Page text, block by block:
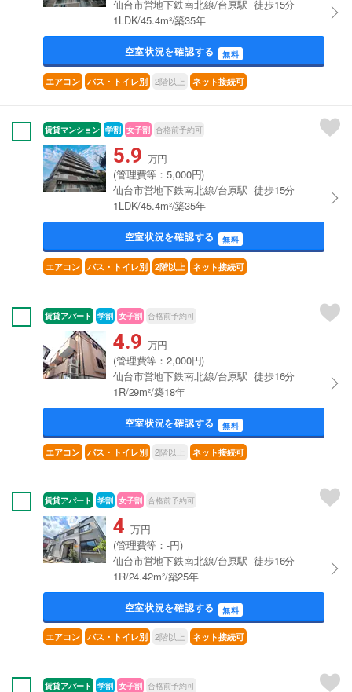
仙台市営地下鉄南北線/台原駅 徒歩15分
1LDK/45.4m²/築35年
空室状況を確認する 無料
エアコン バス・トイレ別 2階以上 ネット接続可
賃貸マンション 学割 女子割 合格前予約可
5.9 万円
(管理費等：5,000円)
仙台市営地下鉄南北線/台原駅 徒歩15分
1LDK/45.4m²/築35年
空室状況を確認する 無料
エアコン バス・トイレ別 2階以上 ネット接続可
賃貸アパート 学割 女子割 合格前予約可
4.9 万円
(管理費等：2,000円)
仙台市営地下鉄南北線/台原駅 徒歩16分
1R/29m²/築18年
空室状況を確認する 無料
エアコン バス・トイレ別 2階以上 ネット接続可
賃貸アパート 学割 女子割 合格前予約可
4 万円
(管理費等：-円)
仙台市営地下鉄南北線/台原駅 徒歩16分
1R/24.42m²/築25年
空室状況を確認する 無料
エアコン バス・トイレ別 2階以上 ネット接続可
賃貸アパート 学割 女子割 合格前予約可